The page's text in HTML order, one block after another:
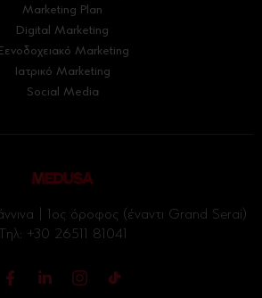
Marketing Plan
Digital Marketing
Marketing
Ιατρικό Marketing
Social Media
| 1ος όροφος (έναντι Grand Serai)
Tηλ: +30 26511 81041